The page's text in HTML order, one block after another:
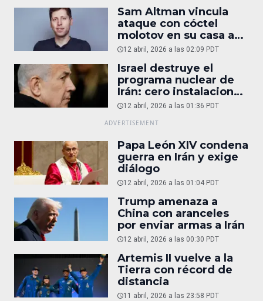
Sam Altman vincula
ataque con cóctel
molotov en su casa a
reportaje
12 abril, 2026 a las 02:09 PDT
Israel destruye el
programa nuclear de
Irán: cero instalaciones
operativas
12 abril, 2026 a las 01:36 PDT
Papa León XIV condena
guerra en Irán y exige
diálogo
12 abril, 2026 a las 01:04 PDT
Trump amenaza a
China con aranceles
por enviar armas a Irán
12 abril, 2026 a las 00:30 PDT
Artemis II vuelve a la
Tierra con récord de
distancia
11 abril, 2026 a las 23:58 PDT